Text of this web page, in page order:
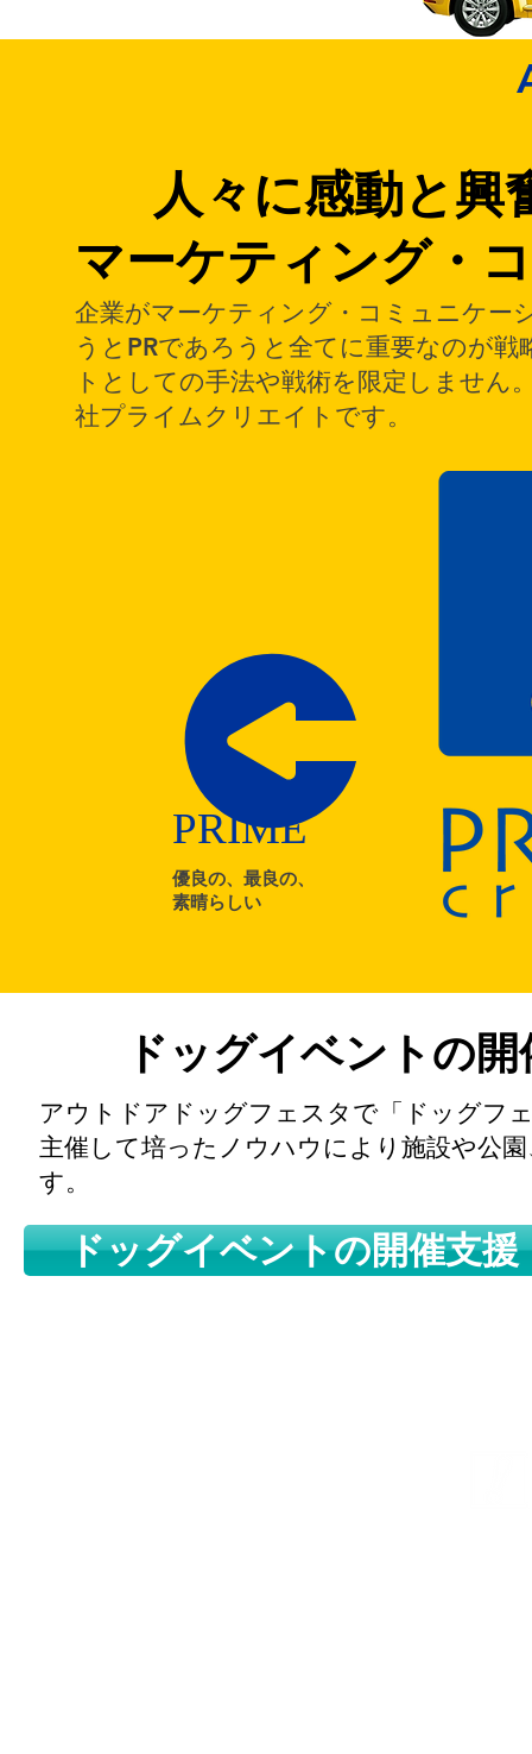
人々に感動と興
マーケティング・
企業がマーケティング・コミュニケー
うとPRであろうと全てに重要なのが
トとしての手法や戦術を限定しません
社プライムクリエイトです。
PRIME
優良の、最良の、
素晴らしい
ドッグイベントの
アウトドアドッグフェスタで「ドッグフ
主催して培ったノウハウにより施設や公
す。
ドッグイベントの開催支援